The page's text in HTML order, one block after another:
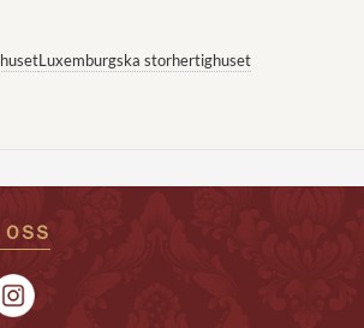
Luxemburgska storhertighuset
OSS